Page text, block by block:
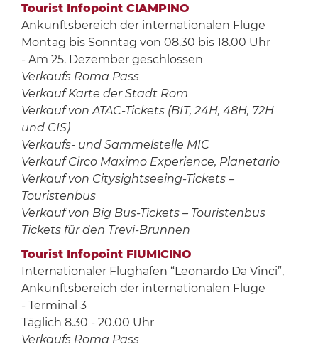
Tourist Infopoint CIAMPINO
Ankunftsbereich der internationalen Flüge
Montag bis Sonntag von 08.30 bis 18.00 Uhr
- Am 25. Dezember geschlossen
Verkaufs Roma Pass
Verkauf Karte der Stadt Rom
Verkauf von ATAC-Tickets (BIT, 24H, 48H, 72H
und CIS)
Verkaufs- und Sammelstelle MIC
Verkauf Circo Maximo Experience, Planetario
Verkauf von Citysightseeing-Tickets –
Touristenbus
Verkauf von Big Bus-Tickets – Touristenbus
Tickets für den Trevi-Brunnen
Tourist Infopoint FIUMICINO
Internationaler Flughafen “Leonardo Da Vinci”,
Ankunftsbereich der internationalen Flüge
- Terminal 3
Täglich 8.30 - 20.00 Uhr
Verkaufs Roma Pass